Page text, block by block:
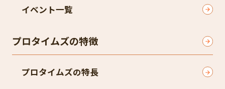
イベント一覧
プロタイムズの特徴
プロタイムズの特長